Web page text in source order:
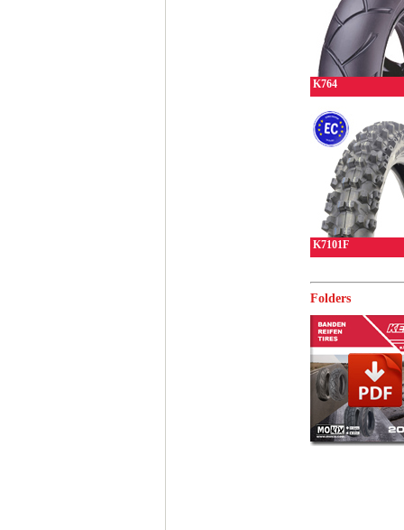
K764
K7101F
Folders